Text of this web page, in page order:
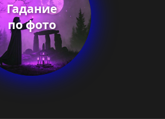
Гадание
по фото